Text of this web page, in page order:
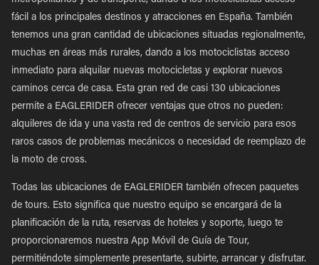
fácil a los principales destinos y atracciones en España. También
tenemos una gran cantidad de ubicaciones situadas regionalmente,
muchas en áreas más rurales, dando a los motociclistas acceso
inmediato para alquilar nuevas motocicletas y explorar nuevos
caminos cerca de casa. Esta gran red de casi 130 ubicaciones
permite a EAGLERIDER ofrecer ventajas que otros no pueden:
alquileres de ida y una vasta red de centros de servicio para esos
raros casos de problemas mecánicos o necesidad de reemplazo de
la moto de cross.
Todas las ubicaciones de EAGLERIDER también ofrecen paquetes
de tours. Esto significa que nuestro equipo se encargará de la
planificación de la ruta, reservas de hoteles y soporte, luego te
proporcionaremos nuestra App Móvil de Guía de Tour,
permitiéndote simplemente presentarte, subirte, arrancar y disfrutar.